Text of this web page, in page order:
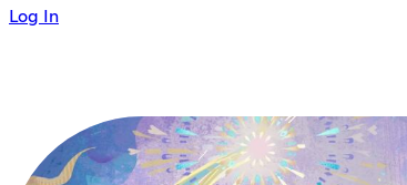
Log In